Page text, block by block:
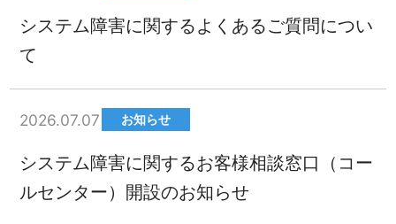
システム障害に関するよくあるご質問につい
て
2026.07.07 お知らせ
システム障害に関するお客様相談窓口（コー
ルセンター）開設のお知らせ